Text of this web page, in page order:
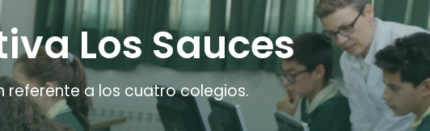
Los Sauces
a los cuatro colegios.